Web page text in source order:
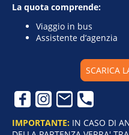
La quota comprende:
Viaggio in bus
Assistente d’agenzia
SCARICA
IMPORTANTE: IN CASO DI